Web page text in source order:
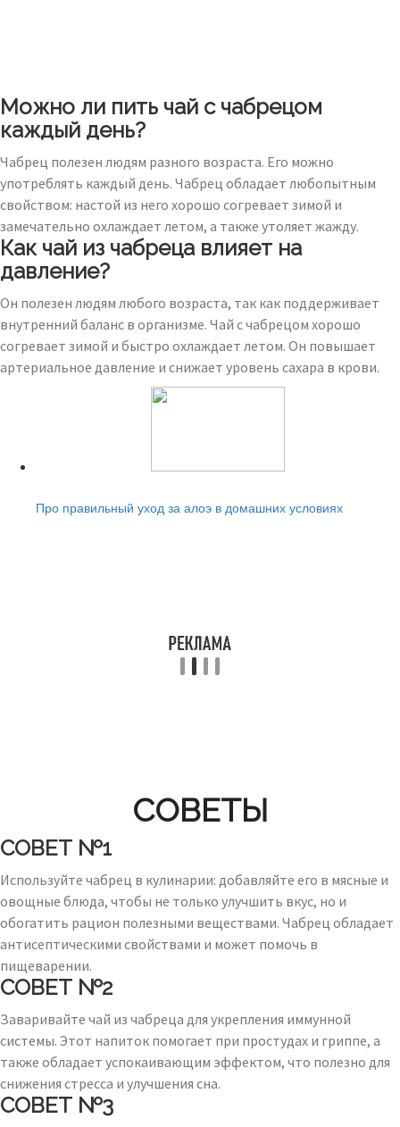
Можно ли пить чай с чабрецом
каждый день?
Чабрец полезен людям разного возраста. Его можно
употреблять каждый день. Чабрец обладает любопытным
свойством: настой из него хорошо согревает зимой и
замечательно охлаждает летом, а также утоляет жажду.
Как чай из чабреца влияет на
давление?
Он полезен людям любого возраста, так как поддерживает
внутренний баланс в организме. Чай с чабрецом хорошо
согревает зимой и быстро охлаждает летом. Он повышает
артериальное давление и снижает уровень сахара в крови.
Про правильный уход за алоэ в домашних условиях
СОВЕТЫ
СОВЕТ №1
Используйте чабрец в кулинарии: добавляйте его в мясные и
овощные блюда, чтобы не только улучшить вкус, но и
обогатить рацион полезными веществами. Чабрец обладает
антисептическими свойствами и может помочь в
пищеварении.
СОВЕТ №2
Заваривайте чай из чабреца для укрепления иммунной
системы. Этот напиток помогает при простудах и гриппе, а
также обладает успокаивающим эффектом, что полезно для
снижения стресса и улучшения сна.
СОВЕТ №3